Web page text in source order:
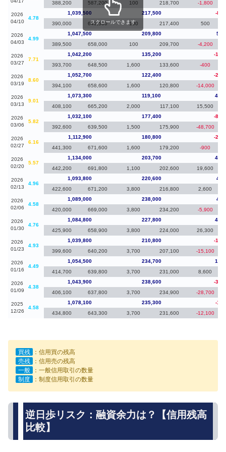
388,200
587,200 100 218,700 -1,800
2026
04/10
4.78
1,039,500 217,500
-
390,000
649,500 100 217,400 500
2026
04/03
4.99
1,047,500 209,800
389,500
658,000 100 209,700 -4,200
2026
03/27
7.71
1,042,200 135,200
-
393,700
648,500 1,600 133,600 -400
2026
03/19
8.60
1,052,700 122,400
-
394,100
658,600 1,600 120,800 -14,000
2026
03/13
9.01
1,073,300 119,100
408,100
665,200 2,000 117,100 15,500
2026
03/06
5.82
1,032,100 177,400
-
392,600
639,500 1,500 175,900 -48,700
2026
02/27
6.16
1,112,900 180,800
-
441,300
671,600 1,600 179,200 -900
2026
02/20
5.57
1,134,000 203,700
442,200
691,800 1,100 202,600 19,600
2026
02/13
4.96
1,093,800 220,600
422,600
671,200 3,800 216,800 2,600
2026
02/06
4.58
1,089,000 238,000
420,000
669,000 3,800 234,200 -5,900
2026
01/30
4.76
1,084,800 227,800
425,900
658,900 3,800 224,000 26,300
2026
01/23
4.93
1,039,800 210,800
-
399,600
640,200 3,700 207,100 -15,100
2026
01/16
4.49
1,054,500 234,700
414,700
639,800 3,700 231,000 8,600
2026
01/09
4.38
1,043,900 238,600
-
406,100
637,800 3,700 234,900 -28,700
2025
12/26
4.58
1,078,100 235,300
-
434,800
643,300 3,700 231,600 -12,100
スクロールできます
買残
：信用買の残高
売残
：信用売の残高
一般
：一般信用取引の数量
制度
：制度信用取引の数量
逆日歩リスク：融資余力は？【信用残高
比較】